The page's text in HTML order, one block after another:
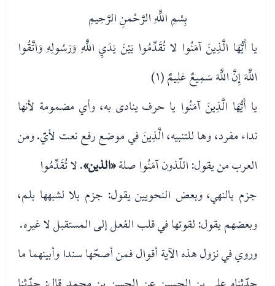
بِسْمِ اللَّهِ الرَّحْمنِ الرَّحِيمِ
يا أَيُّهَا الَّذِينَ آمَنُوا لا تُقَدِّمُوا بَيْنَ يَدَيِ اللَّهِ وَرَسُولِهِ وَاتَّقُوا
اللَّهَ إِنَّ اللَّهَ سَمِيعٌ عَلِيمٌ (١)
يا أَيُّهَا الَّذِينَ آمَنُوا يا حرف ينادى به، وأي مضمومة لأنها
نداء مفرد، وها للتنبيه، الَّذِينَ في موضع رفع نعت لأيّ. ومن
العرب من يقول: اللّذون آمَنُوا صلة«الذين». لا تُقَدِّمُوا
جزم بالنهي، وبعض النحويين يقول: جزم بلا لشبهها بلم،
وبعضهم يقول: لقوتها في قلب الفعل إلى المستقبل لا غيره.
وروي في نزول هذه الآية أقوال فمن أصحّها سندا وأبينهما ما